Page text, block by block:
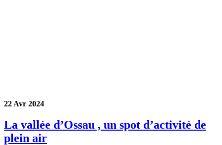
22 Avr 2024
La vallée d’Ossau , un spot d’activité de
plein air